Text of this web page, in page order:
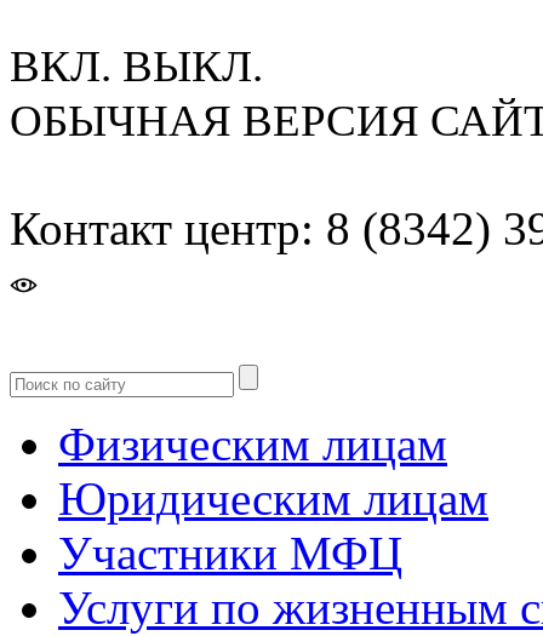
ВКЛ. ВЫКЛ.
ОБЫЧНАЯ ВЕРСИЯ
Контакт центр: 8 (8342)
Физическим лицам
Юридическим лицам
Участники МФЦ
Услуги по жизненным